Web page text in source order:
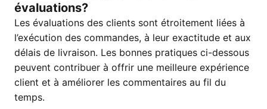
évaluations?
Les évaluations des clients sont étroitement liées à
l’exécution des commandes, à leur exactitude et aux
délais de livraison. Les bonnes pratiques ci-dessous
peuvent contribuer à offrir une meilleure expérience
client et à améliorer les commentaires au fil du
temps.